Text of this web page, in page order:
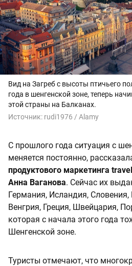
Вид на Загреб с высоты птичьего
года в шенгенской зоне, теперь
этой страны на Балканах.
Источник: rudi1976 / Alamy
С прошлого года ситуация с
меняется постоянно,
продуктового маркетинга
Анна Ваганова. Сейчас их
Германия, Исландия,
Венгрия, Греция, Швейцария,
которая с начала этого года
Шенгенской зоне.
Туристы отмечают, что